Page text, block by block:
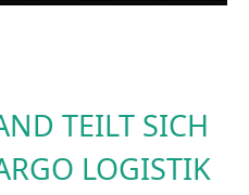
TEILT SICH
LOGISTIK